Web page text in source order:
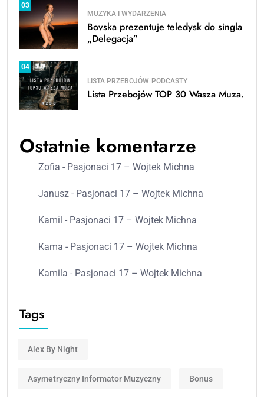
03
MUZYKA I WYDARZENIA
Bovska prezentuje teledysk do singla
„Delegacja”
04
LISTA PRZEBOJÓW PODCASTY
Lista Przebojów TOP 30 Wasza Muza.
Ostatnie komentarze
Zofia - Pasjonaci 17 – Wojtek Michna
Janusz - Pasjonaci 17 – Wojtek Michna
Kamil - Pasjonaci 17 – Wojtek Michna
Kama - Pasjonaci 17 – Wojtek Michna
Kamila - Pasjonaci 17 – Wojtek Michna
Tags
Alex By Night
Asymetryczny Informator Muzyczny Bonus